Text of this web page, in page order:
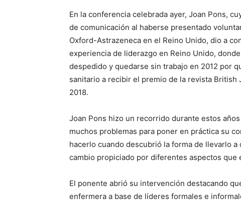
En la conferencia celebrada ayer, Joan Pons,
de comunicación al haberse presentado
Oxford-Astrazeneca en el Reino Unido, dio a
experiencia de liderazgo en Reino Unido,
despedido y quedarse sin trabajo en 2012 por
sanitario a recibir el premio de la revista
2018.
Joan Pons hizo un recorrido durante estos
muchos problemas para poner en práctica su
hacerlo cuando descubrió la forma de llevarlo
cambio propiciado por diferentes aspectos que
El ponente abrió su intervención destacando
enfermera a base de líderes formales e